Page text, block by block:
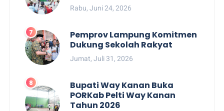
Rabu, Juni 24, 2026
Pemprov Lampung Komitmen
Dukung Sekolah Rakyat
Jumat, Juli 31, 2026
Bupati Way Kanan Buka
PORKab Pelti Way Kanan
Tahun 2026